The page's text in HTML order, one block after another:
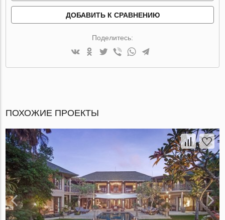
ДОБАВИТЬ К СРАВНЕНИЮ
Поделитесь:
ПОХОЖИЕ ПРОЕКТЫ